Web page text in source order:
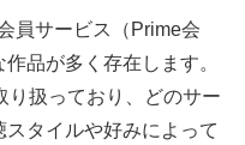
員サービス（Prime会
品が多く存在します。
り扱っており、どのサー
タイルや好みによって